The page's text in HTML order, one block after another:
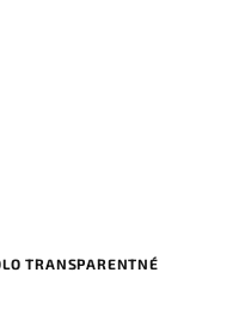
TRANSPARENTNÉ